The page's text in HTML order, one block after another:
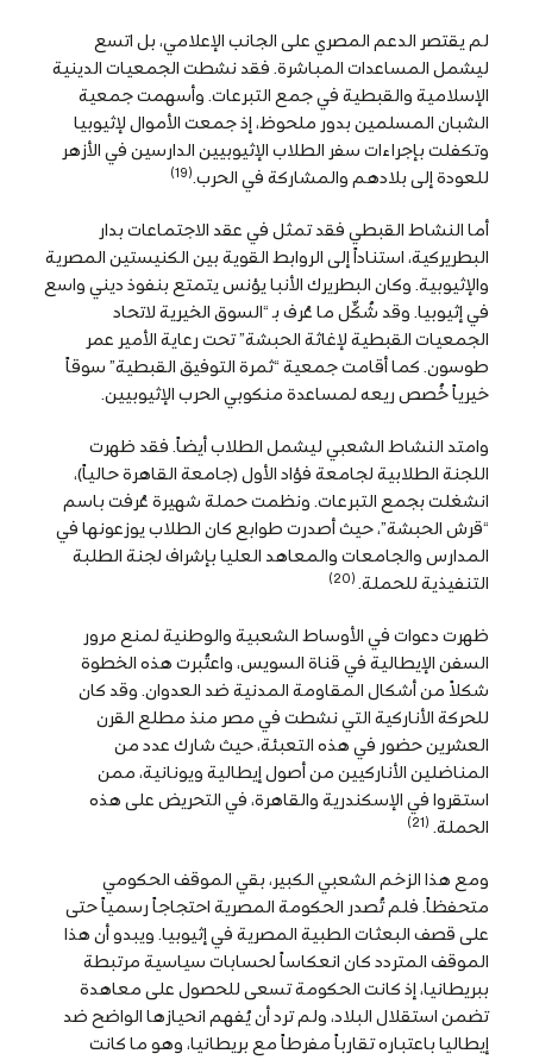
لم يقتصر الدعم المصري على الجانب الإعلامي، بل اتسع
ليشمل المساعدات المباشرة. فقد نشطت الجمعيات الدينية
الإسلامية والقبطية في جمع التبرعات. وأسهمت جمعية
الشبان المسلمين بدور ملحوظ، إذ جمعت الأموال لإثيوبيا
وتكفلت بإجراءات سفر الطلاب الإثيوبيين الدارسين في الأزهر
للعودة إلى بلادهم والمشاركة في الحرب.(19)
أما النشاط القبطي فقد تمثل في عقد الاجتماعات بدار
البطريركية، استناداً إلى الروابط القوية بين الكنيستين المصرية
والإثيوبية. وكان البطريرك الأنبا يؤنس يتمتع بنفوذ ديني واسع
في إثيوبيا. وقد شُكِّل ما عُرف بـ “السوق الخيرية لاتحاد
الجمعيات القبطية لإغاثة الحبشة” تحت رعاية الأمير عمر
طوسون. كما أقامت جمعية “ثمرة التوفيق القبطية” سوقاً
خيرياً خُصص ريعه لمساعدة منكوبي الحرب الإثيوبيين.
وامتد النشاط الشعبي ليشمل الطلاب أيضاً. فقد ظهرت
اللجنة الطلابية لجامعة فؤاد الأول (جامعة القاهرة حالياً)،
انشغلت بجمع التبرعات. ونظمت حملة شهيرة عُرفت باسم
“قرش الحبشة”، حيث أصدرت طوابع كان الطلاب يوزعونها في
المدارس والجامعات والمعاهد العليا بإشراف لجنة الطلبة
التنفيذية للحملة. (20)
ظهرت دعوات في الأوساط الشعبية والوطنية لمنع مرور
السفن الإيطالية في قناة السويس، واعتُبرت هذه الخطوة
شكلاً من أشكال المقاومة المدنية ضد العدوان. وقد كان
للحركة الأناركية التي نشطت في مصر منذ مطلع القرن
العشرين حضور في هذه التعبئة، حيث شارك عدد من
المناضلين الأناركيين من أصول إيطالية ويونانية، ممن
استقروا في الإسكندرية والقاهرة، في التحريض على هذه
الحملة. (21)
ومع هذا الزخم الشعبي الكبير، بقي الموقف الحكومي
متحفظاً. فلم تُصدر الحكومة المصرية احتجاجاً رسمياً حتى
على قصف البعثات الطبية المصرية في إثيوبيا. ويبدو أن هذا
الموقف المتردد كان انعكاساً لحسابات سياسية مرتبطة
ببريطانيا، إذ كانت الحكومة تسعى للحصول على معاهدة
تضمن استقلال البلاد، ولم ترد أن يُفهم انحيازها الواضح ضد
إيطاليا باعتباره تقارباً مفرطاً مع بريطانيا، وهو ما كانت